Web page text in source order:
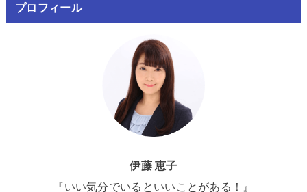
プロフィール
伊藤 恵子
『いい気分でいるといいことがある！』